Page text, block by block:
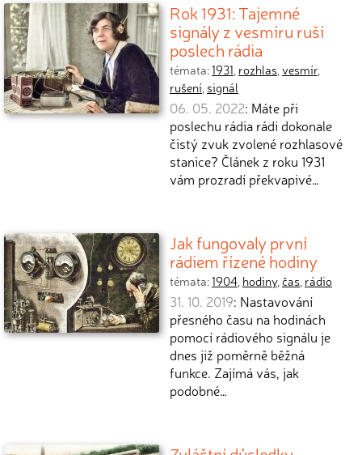
Rok 1931: Tajemné
signály z vesmíru ruší
poslech rádia
témata:1931, rozhlas,vesmír,
rušení, signál
06. 05. 2022: Máte při
poslechu rádia rádi dokonale
čistý zvuk zvolené rozhlasové
stanice? Článek z roku 1931
vám prozradí překvapivé…
Jak fungovaly první
rádiem řízené hodiny
témata:1904, hodiny,čas, rádio
31. 10. 2019: Nastavování
přesného času na hodinách
pomocí rádiového signálu je
dnes již poměrně běžná
funkce. Zajímá vás, jak
podobné…